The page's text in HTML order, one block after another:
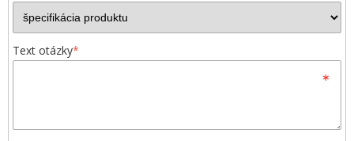
Text otázky*